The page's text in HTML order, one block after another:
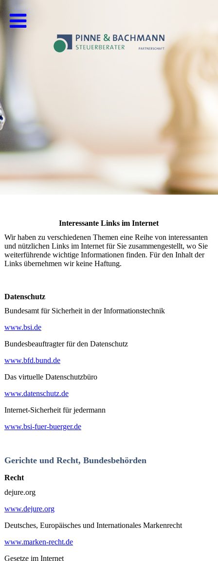
Interessante Links im Internet
Wir haben zu verschiedenen Themen eine Reihe von interessanten
und nützlichen Links im Internet für Sie zusammengestellt, wo Sie
weiterführende wichtige Informationen finden. Für den Inhalt der
Links übernehmen wir keine Haftung.
Datenschutz
Bundesamt für Sicherheit in der Informationstechnik
www.bsi.de
Bundesbeauftragter für den Datenschutz
www.bfd.bund.de
Das virtuelle Datenschutzbüro
www.datenschutz.de
Internet-Sicherheit für jedermann
www.bsi-fuer-buerger.de
Gerichte und Recht, Bundesbehörden
Recht
dejure.org
www.dejure.org
Deutsches, Europäisches und Internationales Markenrecht
www.marken-recht.de
Gesetze im Internet